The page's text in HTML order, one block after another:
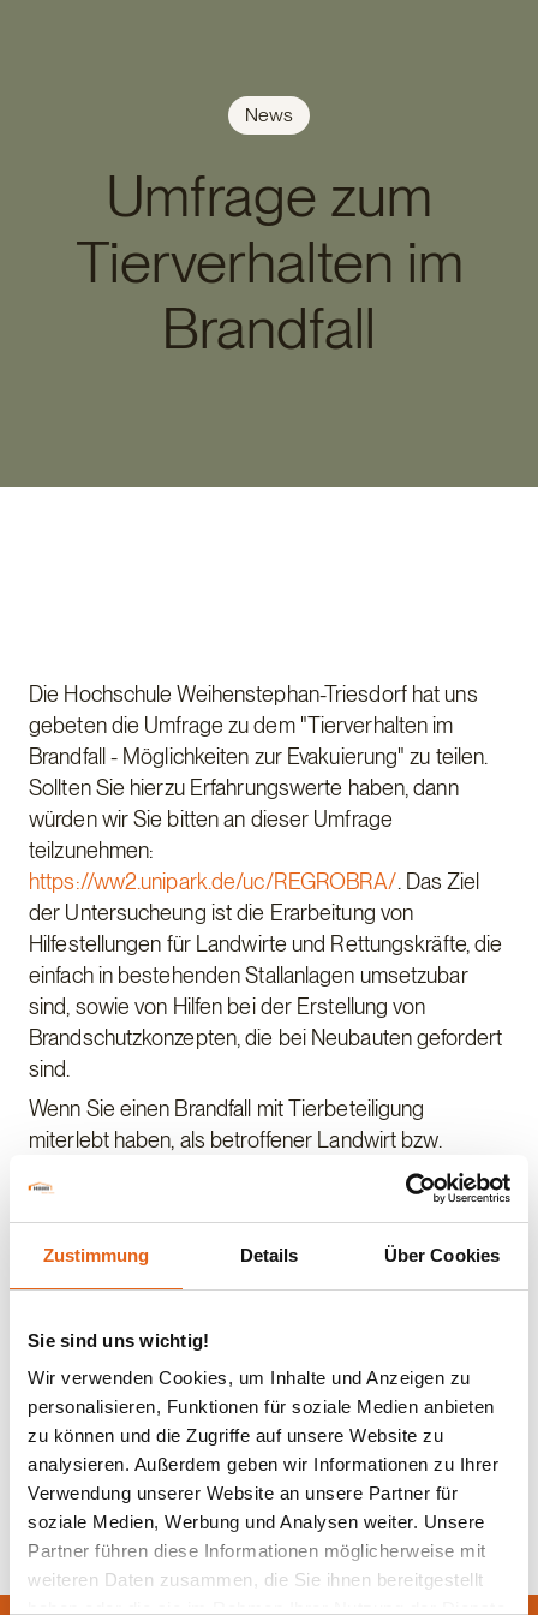
Zustimmung Details Über Cookies
Sie sind uns wichtig!
Wir verwenden Cookies, um Inhalte und Anzeigen zu
personalisieren, Funktionen für soziale Medien anbieten
zu können und die Zugriffe auf unsere Website zu
analysieren. Außerdem geben wir Informationen zu Ihrer
Verwendung unserer Website an unsere Partner für
soziale Medien, Werbung und Analysen weiter. Unsere
Partner führen diese Informationen möglicherweise mit
weiteren Daten zusammen, die Sie ihnen bereitgestellt
News
Umfrage zum
Tierverhalten im
Brandfall
Die Hochschule Weihenstephan-Triesdorf hat uns
gebeten die Umfrage zu dem "Tierverhalten im
Brandfall - Möglichkeiten zur Evakuierung" zu teilen.
Sollten Sie hierzu Erfahrungswerte haben, dann
würden wir Sie bitten an dieser Umfrage
teilzunehmen:
https://ww2.unipark.de/uc/REGROBRA/ . Das Ziel
der Untersucheung ist die Erarbeitung von
Hilfestellungen für Landwirte und Rettungskräfte, die
einfach in bestehenden Stallanlagen umsetzubar
sind, sowie von Hilfen bei der Erstellung von
Brandschutzkonzepten, die bei Neubauten gefordert
sind.
Wenn Sie einen Brandfall mit Tierbeteiligung
miterlebt haben, als betroffener Landwirt bzw.
Mitarbeiter, Freiwilliger einer Feuerwehr oder
Anwohner oder wenn Sie einen Betrieb nach einem
unterstützend als Landwirt, dann sind Ihre Angaben
sehr wertvoll und könnten dazu beitragen zukünftig
und damit ihrer Lebensgrundlage zu helfen.
Zurück zur Übersicht